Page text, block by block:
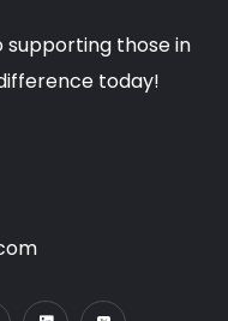
supporting those in
today!